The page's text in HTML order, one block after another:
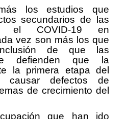
los estudios que
secundarios de las
el COVID-19 en
vez son más los que
de que las
defienden que la
la primera etapa del
causar defectos de
de crecimiento del
que han ido